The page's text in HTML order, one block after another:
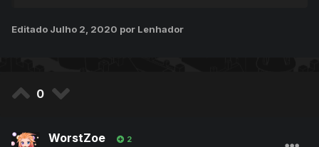
Editado Julho 2, 2020 por Lenhador
0
WorstZoe 2